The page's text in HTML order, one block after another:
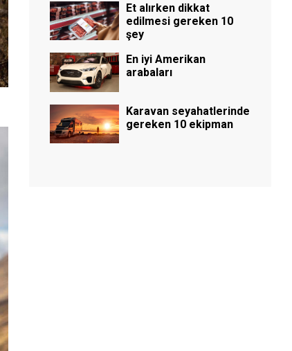
Et alırken dikkat
edilmesi gereken 10
şey
En iyi Amerikan
arabaları
Karavan seyahatlerinde
gereken 10 ekipman